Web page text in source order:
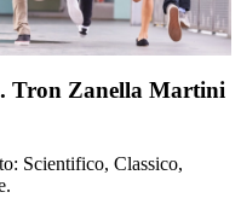
Tron Zanella Martini
Scientifico, Classico,